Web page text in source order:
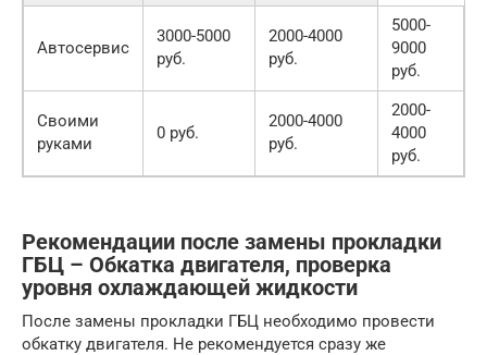
Автосервис
3000-5000
руб.
2000-4000
руб.
5000-
9000
руб.
Своими
руками
0 руб.
2000-4000
руб.
2000-
4000
руб.
Рекомендации после замены прокладки
ГБЦ – Обкатка двигателя, проверка
уровня охлаждающей жидкости
После замены прокладки ГБЦ необходимо провести
обкатку двигателя. Не рекомендуется сразу же